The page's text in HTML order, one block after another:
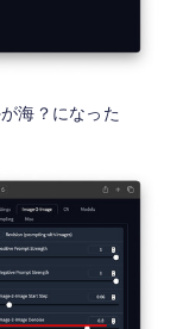
海？になった